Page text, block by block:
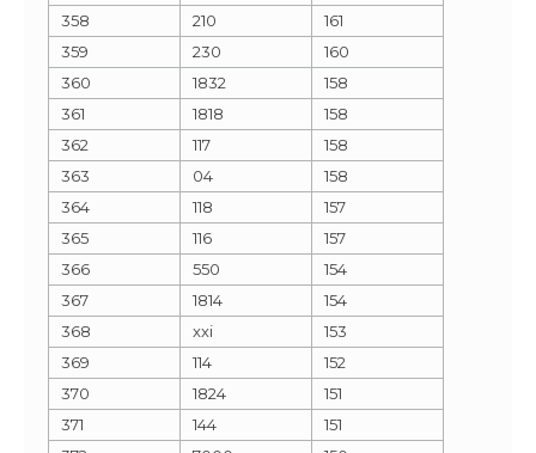
358
210
161
359
230
160
360
1832
158
361
1818
158
362
117
158
363
04
158
364
118
157
365
116
157
366
550
154
367
1814
154
368
xxi
153
369
114
152
370
1824
151
371
144
151